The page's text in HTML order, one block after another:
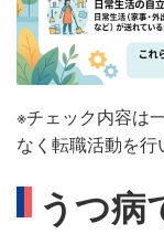
※チェック内容は
なく転職活動を行
うつ病